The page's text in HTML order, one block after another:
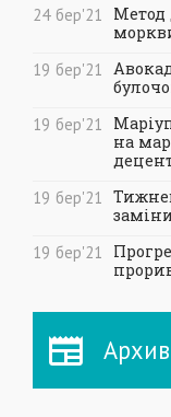
24 бер'21
Метод
19 бер'21
19 бер'21
на
19 бер'21
19 бер'21